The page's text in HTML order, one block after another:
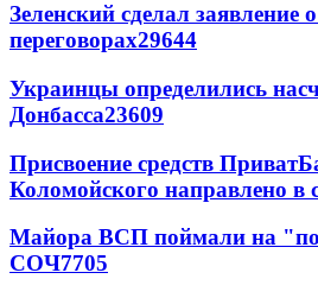
Зеленский сделал заявление
переговорах29644
Украинцы определились
Донбасса23609
Присвоение средств
Коломойского направлено в
Майора ВСП поймали на
СОЧ7705